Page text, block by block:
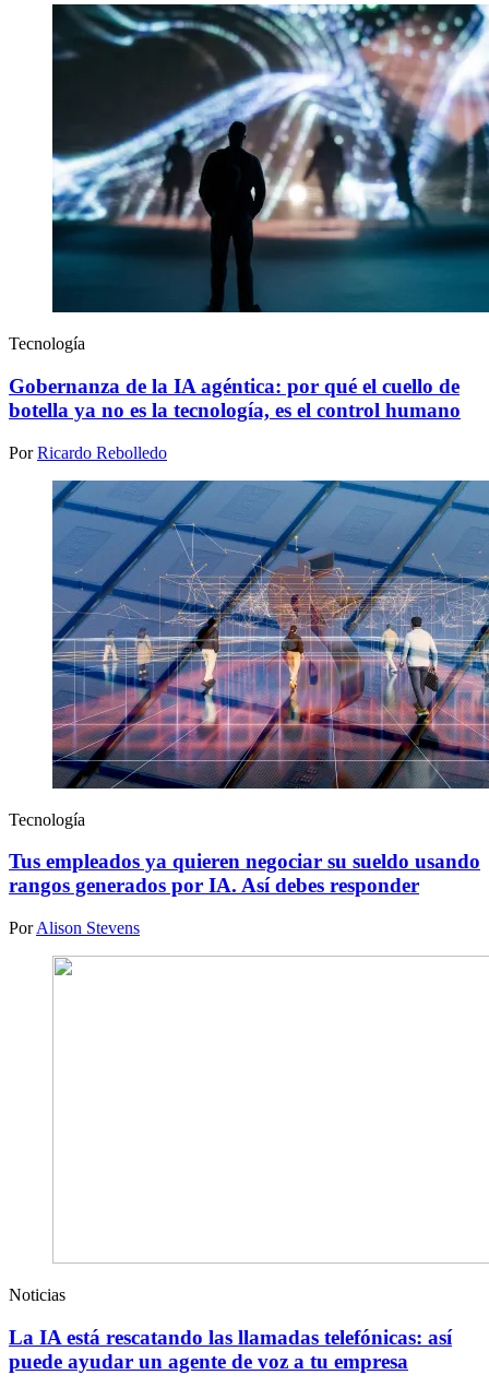
Tecnología
Gobernanza de la IA agéntica: por qué el cuello de
botella ya no es la tecnología, es el control humano
PorRicardo Rebolledo
Tecnología
Tus empleados ya quieren negociar su sueldo usando
rangos generados por IA. Así debes responder
PorAlison Stevens
Noticias
La IA está rescatando las llamadas telefónicas: así
puede ayudar un agente de voz a tu empresa